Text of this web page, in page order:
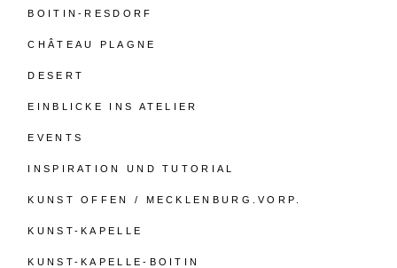
BOITIN-RESDORF
CHÂTEAU PLAGNE
DESERT
EINBLICKE INS ATELIER
EVENTS
INSPIRATION UND TUTORIAL
KUNST OFFEN / MECKLENBURG.VORP.
KUNST-KAPELLE
KUNST-KAPELLE-BOITIN